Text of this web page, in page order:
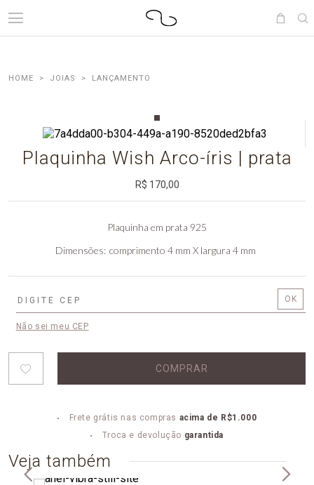
JOIAS LANÇAMENTO
Plaquinha Wish Arco-íris | prata
R$ 170,00
Plaquinha em prata 925
Dimensões comprimento 4 mm X largura 4 mm
Não sei meu CEP
COMPRAR
Frete grátis nas compras acima de R$1.000
Troca e devolução garantida
Veja também